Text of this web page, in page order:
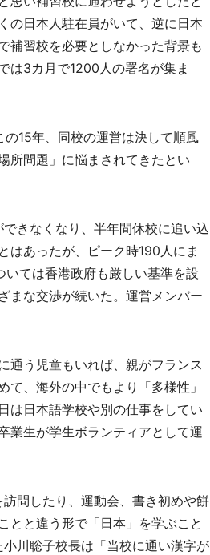
の日本人駐在員がいて、逆に日本
補習校を必要としなかった背景も
は3カ月で1200人の署名が集ま
15年、同校の運営は決して順風
所問題」に悩まされてきたとい
きなくなり、半年間休校に追い込
はあったが、ピーク時190人にま
ては香港政府も厳しい基準を設
まな交渉が続いた。運営メンバー
通う児童もいれば、親がフランス
、海外の中でもより「多様性」
は日本語学校や別の仕事をしてい
業生が学生ボランティアとして運
問したり、運動会、書き初めや餅
とと違う形で「日本」を学ぶこと
川聡子校長は「当校に通い漢字が